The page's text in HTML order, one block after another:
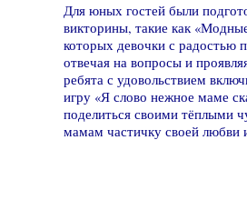
Для юных гостей были
викторины, такие как
которых девочки с радостью
отвечая на вопросы и
ребята с удовольствием
игру «Я слово нежное маме
поделиться своими тёплыми
мамам частичку своей любви